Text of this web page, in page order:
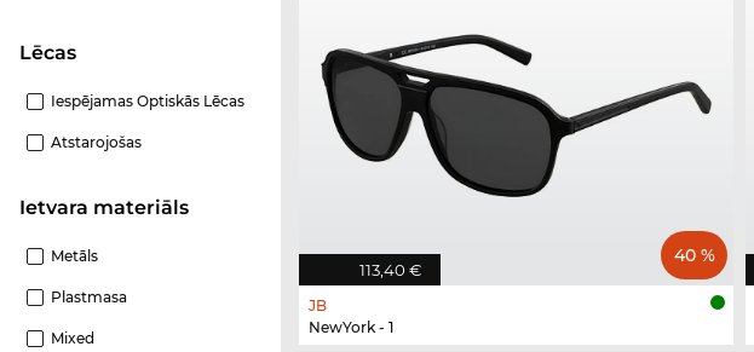
Lēcas
Iespējamas Optiskās Lēcas
Atstarojošas
Ietvara materiāls
Metāls
Plastmasa
Mixed
113,40 €
40 %
JB
NewYork - 1